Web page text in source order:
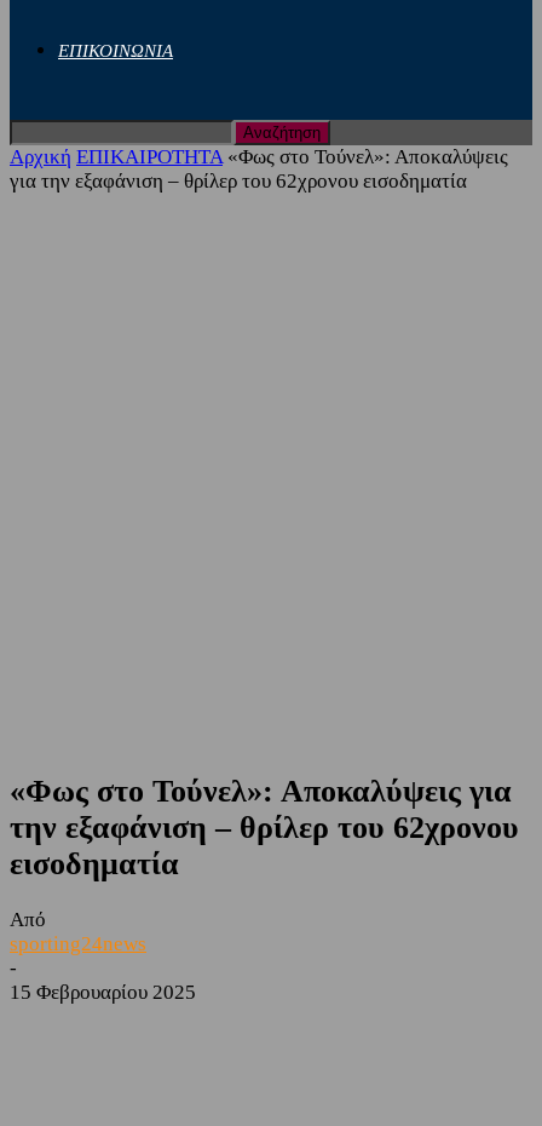
ΕΠΙΚΟΙΝΩΝΙΑ
Αρχική ΕΠΙΚΑΙΡΟΤΗΤΑ «Φως στο Τούνελ»: Αποκαλύψεις
για την εξαφάνιση – θρίλερ του 62χρονου εισοδηματία
«Φως στο Τούνελ»: Αποκαλύψεις για
την εξαφάνιση – θρίλερ του 62χρονου
εισοδηματία
Από
sporting24news
-
15 Φεβρουαρίου 2025